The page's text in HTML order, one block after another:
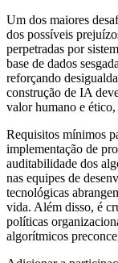
Um dos maiores
dos possíveis
perpetradas por
base de dados
reforçando
construção de IA
valor humano e
Requisitos mínimos
implementação de
auditabilidade dos
nas equipes de
tecnológicas
vida. Além disso, é
políticas
algorítmicos